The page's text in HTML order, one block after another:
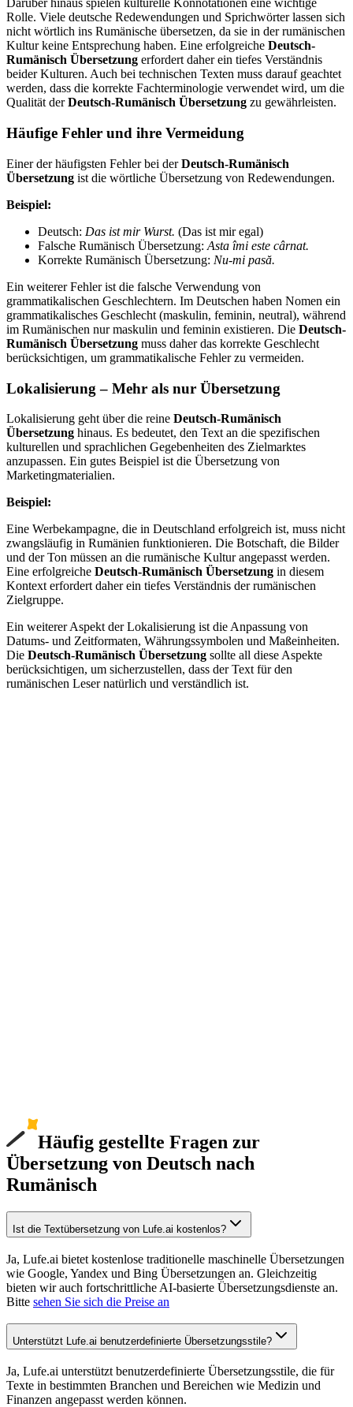
Darüber hinaus spielen kulturelle Konnotationen eine wichtige
Rolle. Viele deutsche Redewendungen und Sprichwörter lassen sich
nicht wörtlich ins Rumänische übersetzen, da sie in der rumänischen
Kultur keine Entsprechung haben. Eine erfolgreiche Deutsch-
Rumänisch Übersetzung erfordert daher ein tiefes Verständnis
beider Kulturen. Auch bei technischen Texten muss darauf geachtet
werden, dass die korrekte Fachterminologie verwendet wird, um die
Qualität derDeutsch-Rumänisch Übersetzung zu gewährleisten.
Häufige Fehler und ihre Vermeidung
Einer der häufigsten Fehler bei derDeutsch-Rumänisch
Übersetzung ist die wörtliche Übersetzung von Redewendungen.
Beispiel:
Deutsch: Das ist mir Wurst. (Das ist mir egal)
Falsche Rumänisch Übersetzung: Asta îmi este cârnat.
Korrekte Rumänisch Übersetzung: Nu-mi pasă.
Ein weiterer Fehler ist die falsche Verwendung von
grammatikalischen Geschlechtern. Im Deutschen haben Nomen ein
grammatikalisches Geschlecht (maskulin, feminin, neutral), während
im Rumänischen nur maskulin und feminin existieren. Die Deutsch-
Rumänisch Übersetzung muss daher das korrekte Geschlecht
berücksichtigen, um grammatikalische Fehler zu vermeiden.
Lokalisierung – Mehr als nur Übersetzung
Lokalisierung geht über die reine Deutsch-Rumänisch
Übersetzung hinaus. Es bedeutet, den Text an die spezifischen
kulturellen und sprachlichen Gegebenheiten des Zielmarktes
anzupassen. Ein gutes Beispiel ist die Übersetzung von
Marketingmaterialien.
Beispiel:
Eine Werbekampagne, die in Deutschland erfolgreich ist, muss nicht
zwangsläufig in Rumänien funktionieren. Die Botschaft, die Bilder
und der Ton müssen an die rumänische Kultur angepasst werden.
Eine erfolgreiche Deutsch-Rumänisch Übersetzung in diesem
Kontext erfordert daher ein tiefes Verständnis der rumänischen
Zielgruppe.
Ein weiterer Aspekt der Lokalisierung ist die Anpassung von
Datums- und Zeitformaten, Währungssymbolen und Maßeinheiten.
Die Deutsch-Rumänisch Übersetzung sollte all diese Aspekte
berücksichtigen, um sicherzustellen, dass der Text für den
rumänischen Leser natürlich und verständlich ist.
Häufig gestellte Fragen zur
Übersetzung von Deutsch nach
Rumänisch
Ist die Textübersetzung von Lufe.ai kostenlos?
Ja, Lufe.ai bietet kostenlose traditionelle maschinelle Übersetzungen
wie Google, Yandex und Bing Übersetzungen an. Gleichzeitig
bieten wir auch fortschrittliche AI-basierte Übersetzungsdienste an.
Bitte sehen Sie sich die Preise an
Unterstützt Lufe.ai benutzerdefinierte Übersetzungsstile?
Ja, Lufe.ai unterstützt benutzerdefinierte Übersetzungsstile, die für
Texte in bestimmten Branchen und Bereichen wie Medizin und
Finanzen angepasst werden können.